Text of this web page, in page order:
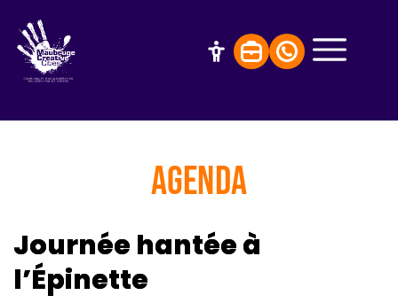
AGENDA
Journée hantée à
l’Épinette